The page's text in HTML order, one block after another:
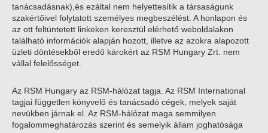
tanácsadásnak),és ezáltal nem helyettesítik a társaságunk
szakértőivel folytatott személyes megbeszélést. A honlapon és
az ott feltüntetett linkeken keresztül elérhető weboldalakon
található információk alapján hozott, illetve az azokra alapozott
üzleti döntésekből eredő károkért az RSM Hungary Zrt. nem
vállal felelősséget.
Az RSM Hungary az RSM-hálózat tagja. Az RSM International
tagjai független könyvelő és tanácsadó cégek, melyek saját
nevükben járnak el. Az RSM-hálózat maga semmilyen
fogalommeghatározás szerint és semelyik állam joghatósága